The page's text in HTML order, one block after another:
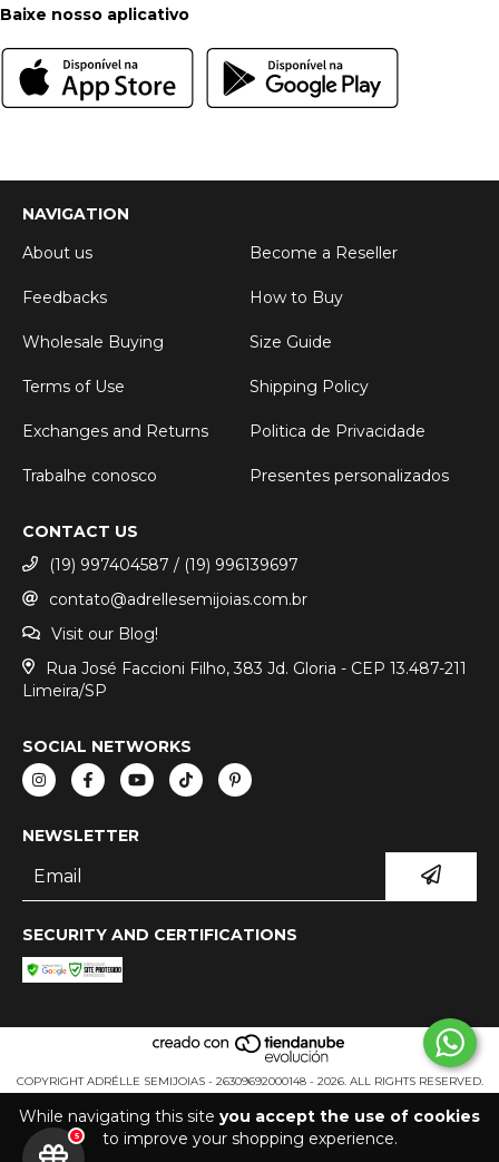
While navigating this site you accept the use of cookies
to improve your shopping experience.
Baixe nosso aplicativo
NAVIGATION
About us
Become a Reseller
Feedbacks How to Buy
Wholesale Buying Size Guide
Terms of Use Shipping Policy
Exchanges and Returns Politica de Privacidade
Trabalhe conosco Presentes personalizados
CONTACT US
(19) 997404587 / (19) 996139697
contato@adrellesemijoias.com.br
Visit our Blog!
Rua José Faccioni Filho, 383 Jd. Gloria - CEP 13.487-211
Limeira/SP
SOCIAL NETWORKS
NEWSLETTER
SECURITY AND CERTIFICATIONS
COPYRIGHT ADRÉLLE SEMIJOIAS - 26309692000148 - 2026. ALL RIGHTS RESERVED.
5